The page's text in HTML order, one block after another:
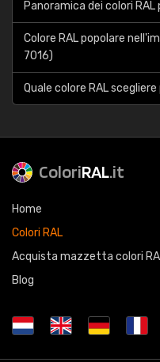
Panoramica dei colori
Colore RAL popolare
7016)
Quale colore RAL
ColoriRAL.it
Home
Colori RAL
Acquista mazzetta colori
Blog